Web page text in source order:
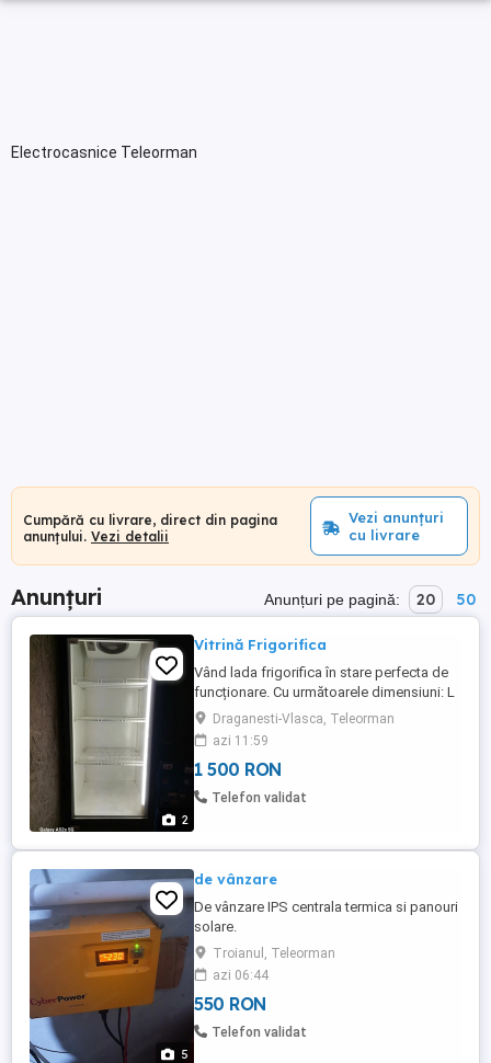
Electrocasnice Teleorman
Cumpără cu livrare, direct din pagina
anunțului. Vezi detalii
Vezi anunțuri
cu livrare
Anunțuri Anunțuri pe pagină: 20 50
2
Vitrină Frigorifica
Vând lada frigorifica în stare perfecta de
funcționare. Cu următoarele dimensiuni: L
72cm, l 71cm, h 202 cm. Are 4 sertare
metalice.
Draganesti-Vlasca, Teleorman
azi 11:59
1 500 RON
Telefon validat
5
de vânzare
De vânzare IPS centrala termica si panouri
solare.
Troianul, Teleorman
azi 06:44
550 RON
Telefon validat